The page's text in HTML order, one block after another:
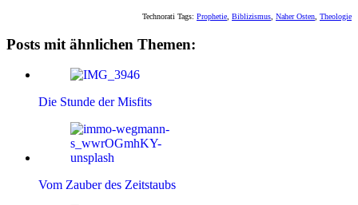
Technorati Tags: Prophetie Biblizismus Naher Osten Theologie
Posts mit ähnlichen Themen:
Die Stunde der Misfits
Vom Zauber des Zeitstaubs